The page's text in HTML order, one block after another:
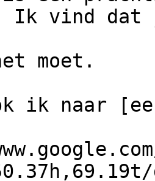
vind dat
moet.
ik naar